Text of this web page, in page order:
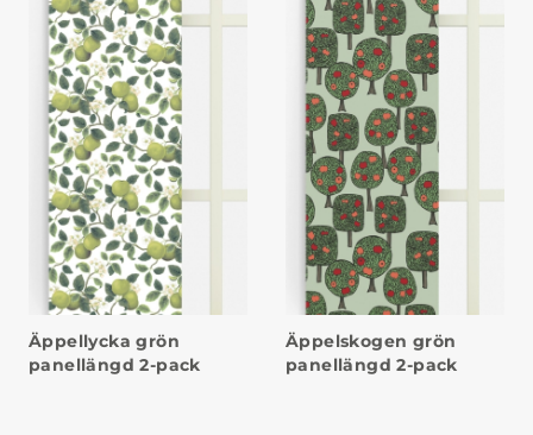
Äppellycka grön
panellängd 2-pack
Äppelskogen grön
panellängd 2-pack